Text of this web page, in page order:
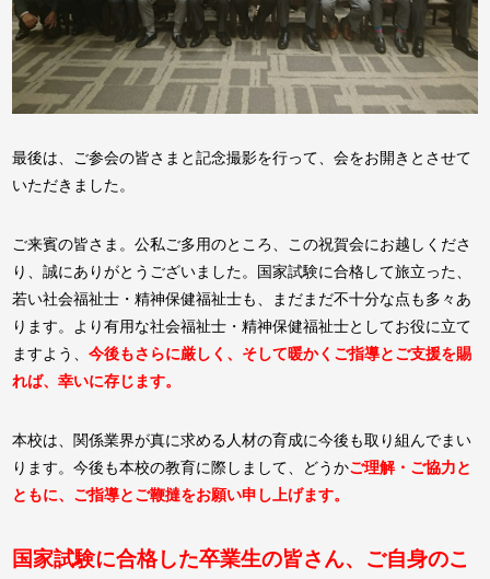
最後は、ご参会の皆さまと記念撮影を行って、会をお開きとさせて
いただきました。
ご来賓の皆さま。公私ご多用のところ、この祝賀会にお越しくださ
り、誠にありがとうございました。国家試験に合格して旅立った、
若い社会福祉士・精神保健福祉士も、まだまだ不十分な点も多々あ
ります。より有用な社会福祉士・精神保健福祉士としてお役に立て
ますよう、今後もさらに厳しく、そして暖かくご指導とご支援を賜
れば、幸いに存じます。
本校は、関係業界が真に求める人材の育成に今後も取り組んでまい
ります。今後も本校の教育に際しまして、どうかご理解・ご協力と
ともに、ご指導とご鞭撻をお願い申し上げます。
国家試験に合格した卒業生の皆さん、ご自身のこ